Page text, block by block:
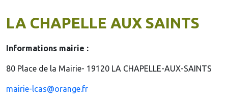
LA CHAPELLE AUX SAINTS
Informations mairie :
80 Place de la Mairie- 19120 LA CHAPELLE-AUX-SAINTS
mairie-lcas@orange.fr